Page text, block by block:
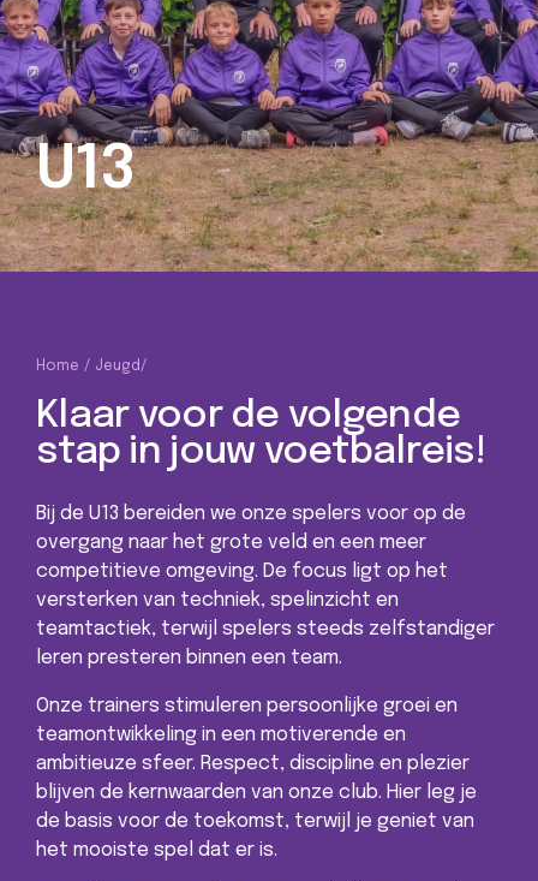
U13
Home Jeugd/
Klaar voor de volgende
stap in jouw voetbalreis!
Bij de U13 bereiden we onze spelers voor op de
overgang naar het grote veld en een meer
competitieve omgeving. De focus ligt op het
versterken van techniek, spelinzicht en
teamtactiek, terwijl spelers steeds zelfstandiger
leren presteren binnen een team.
Onze trainers stimuleren persoonlijke groei en
teamontwikkeling in een motiverende en
ambitieuze sfeer. Respect, discipline en plezier
blijven de kernwaarden van onze club. Hier leg je
de basis voor de toekomst, terwijl je geniet van
het mooiste spel dat er is.